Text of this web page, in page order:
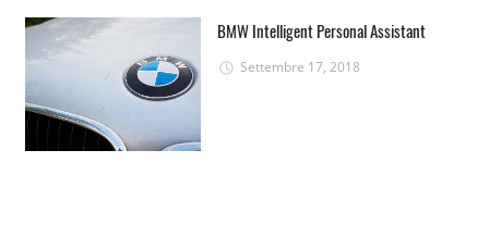
BMW Intelligent Personal Assistant
Settembre 17, 2018